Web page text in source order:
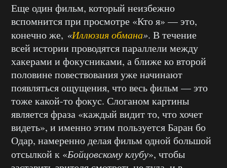
Еще один фильм, который неизбежно
вспомнится при просмотре «Кто я» — это,
конечно же, «Иллюзия обмана». В течение
всей истории проводятся параллели между
хакерами и фокусниками, а ближе ко второй
половине повествования уже начинают
появляться ощущения, что весь фильм — это
тоже какой-то фокус. Слоганом картины
является фраза «каждый видит то, что хочет
видеть», и именно этим пользуется Баран бо
Одар, намеренно делая фильм одной большой
отсылкой к «Бойцовскому клубу», чтобы